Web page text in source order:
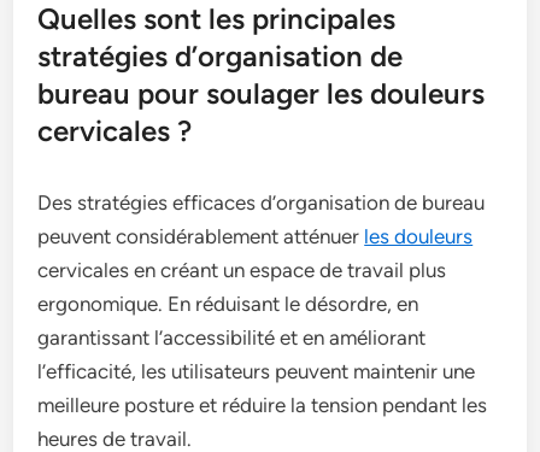
Quelles sont les principales
stratégies d’organisation de
bureau pour soulager les douleurs
cervicales ?
Des stratégies efficaces d’organisation de bureau
peuvent considérablement atténuer les douleurs
cervicales en créant un espace de travail plus
ergonomique. En réduisant le désordre, en
garantissant l’accessibilité et en améliorant
l’efficacité, les utilisateurs peuvent maintenir une
meilleure posture et réduire la tension pendant les
heures de travail.